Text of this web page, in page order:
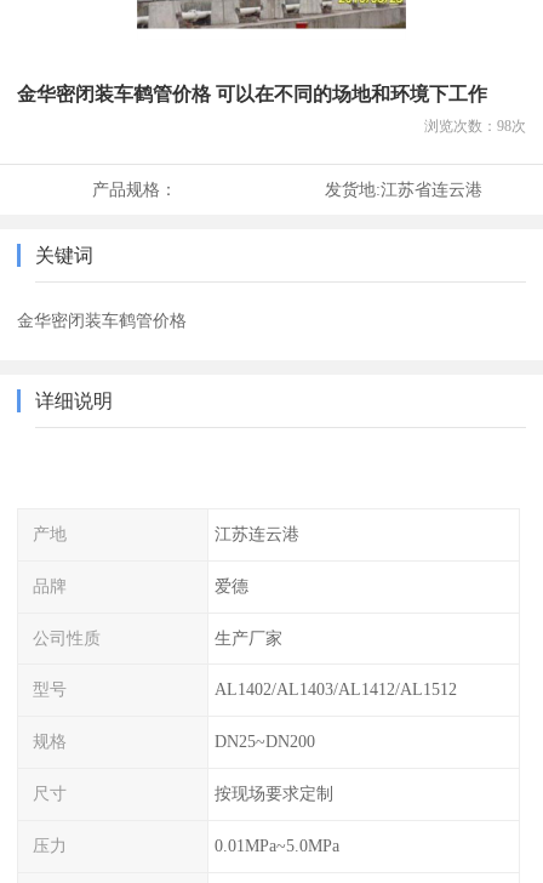
金华密闭装车鹤管价格 可以在不同的场地和环境下工作
浏览次数： 98次
产品规格： 发货地:江苏省连云港
关键词
金华密闭装车鹤管价格
详细说明
产地 江苏连云港
品牌 爱德
公司性质 生产厂家
型号 AL1402/AL1403/AL1412/AL1512
规格 DN25~DN200
尺寸 按现场要求定制
压力 0.01MPa~5.0MPa